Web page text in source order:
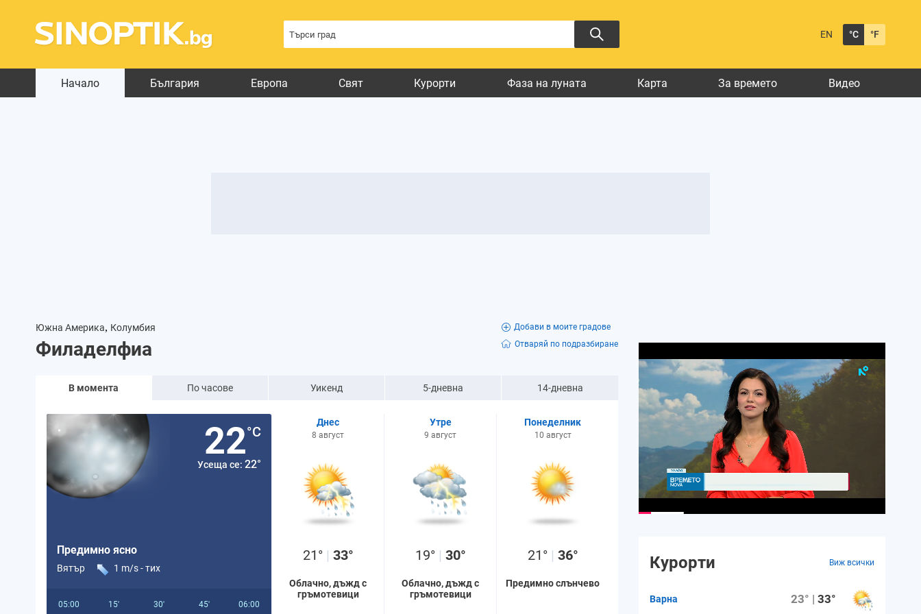
EN °C °F
Начало България Европа Свят Курорти Фаза на луната Карта За времето Видео
Южна Америка, Колумбия
Филаделфиа
Добави в моите градове
Отваряй по подразбиране
В момента По часове Уикенд 5-дневна 14-дневна
22°C
Усеща се: 22°
Предимно ясно
Вятър 1 m/s -тих
05:00 15' 30' 45' 06:00
Днес
8 август
21° | 33°
Облачно, дъжд с
гръмотевици
Утре
9 август
19° | 30°
Облачно, дъжд с
гръмотевици
Понеделник
10 август
21° | 36°
Предимно слънчево
Курорти Виж всички
Варна 23° |33°